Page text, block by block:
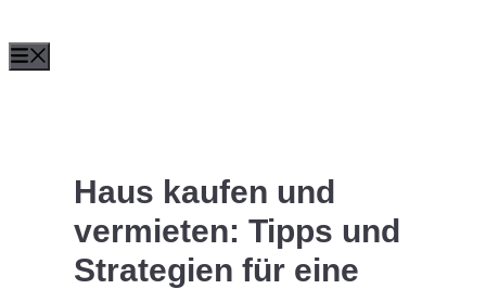
Inhalt
Haus kaufen und
vermieten: Tipps und
Strategien für eine